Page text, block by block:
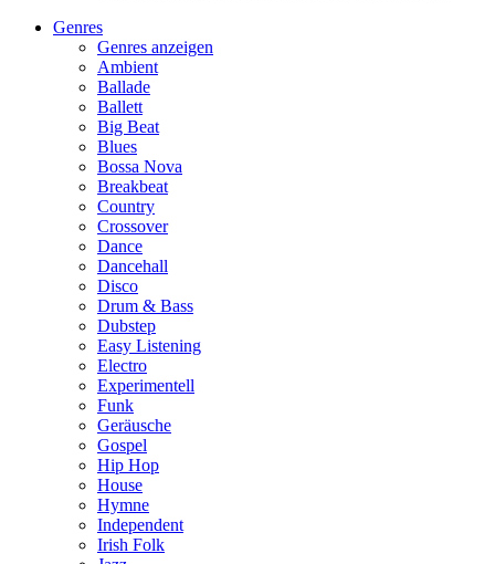
Genres
Genres anzeigen
Ambient
Ballade
Ballett
Big Beat
Blues
Bossa Nova
Breakbeat
Country
Crossover
Dance
Dancehall
Disco
Drum & Bass
Dubstep
Easy Listening
Electro
Experimentell
Funk
Geräusche
Gospel
Hip Hop
House
Hymne
Independent
Irish Folk